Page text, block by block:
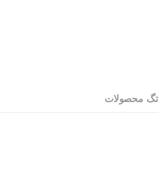
تگ محصولات